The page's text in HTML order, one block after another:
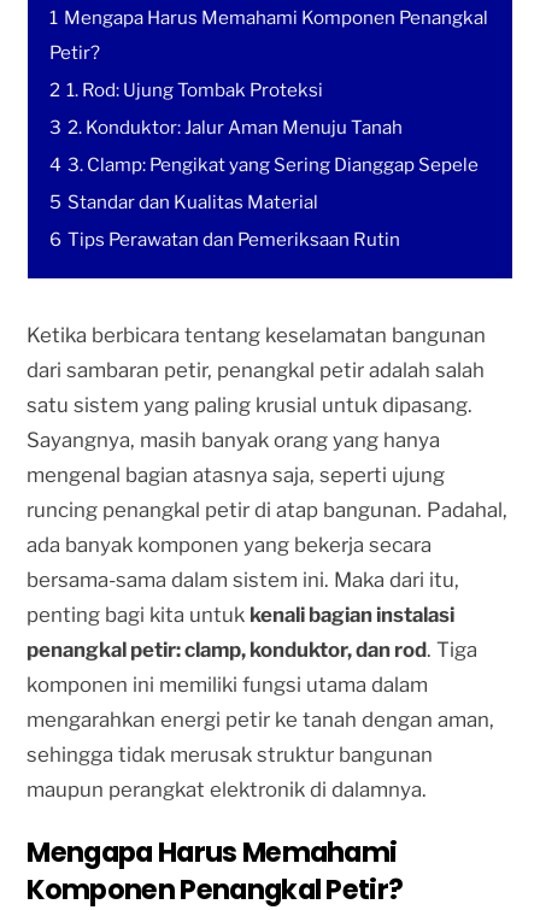
1 Mengapa Harus Memahami Komponen Penangkal
Petir?
2 1. Rod: Ujung Tombak Proteksi
3 2. Konduktor: Jalur Aman Menuju Tanah
4 3. Clamp: Pengikat yang Sering Dianggap Sepele
5 Standar dan Kualitas Material
6 Tips Perawatan dan Pemeriksaan Rutin
Ketika berbicara tentang keselamatan bangunan
dari sambaran petir, penangkal petir adalah salah
satu sistem yang paling krusial untuk dipasang.
Sayangnya, masih banyak orang yang hanya
mengenal bagian atasnya saja, seperti ujung
runcing penangkal petir di atap bangunan. Padahal,
ada banyak komponen yang bekerja secara
bersama-sama dalam sistem ini. Maka dari itu,
penting bagi kita untuk kenali bagian instalasi
penangkal petir: clamp, konduktor, dan rod. Tiga
komponen ini memiliki fungsi utama dalam
mengarahkan energi petir ke tanah dengan aman,
sehingga tidak merusak struktur bangunan
maupun perangkat elektronik di dalamnya.
Mengapa Harus Memahami
Komponen Penangkal Petir?